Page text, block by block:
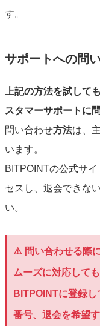
す。
サポートへの問
上記の方法を試して
スタマーサポートに
問い合わせ方法は、
います。
BITPOINTの公式サ
セスし、退会できな
い。
⚠️ 問い合わせる際
ムーズに対応しても
BITPOINTに登録
番号、退会を希望